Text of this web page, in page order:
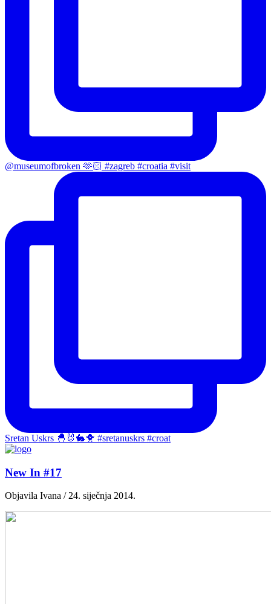
@museumofbroken 🫶🏻 #zagreb #croatia #visit
Sretan Uskrs 🐣🐰🐇🐥 #sretanuskrs #croat
New In #17
Objavila Ivana / 24. siječnja 2014.